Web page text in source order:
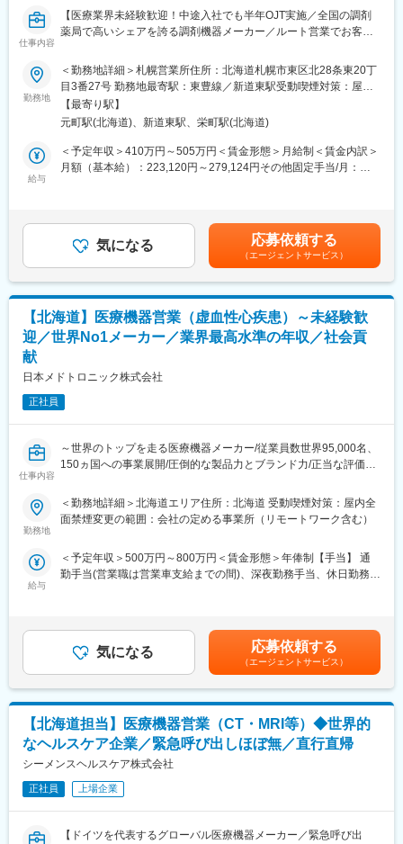
行います。製品のスペシャリストとして、「この患者にはどのよ
うに使用するか」を医師に提言しながら、販売を行うコンサルテ
ィングに近い営業スタイルです。
■担当製品について：
「SpaceOAR」という前立腺がん治療で行われる放射線治療の副
作用を軽減するための医療機器です。日本国内では90％以上のマ
ーケットシェアがあり、医師との関係構築をしていきながら、中
■働き方：
■研修・教育制度：
入社後は約3か月の研修を行っています。座学研修だけでなく、実
際に担当する製品の操作を頂くなど基礎的な知識を身につけてか
らの現場配属になります。現場配属後もオンラインでの座学やト
レーナーからのインプットなど業界知識や製品知識を学ぶ機会は
非常に豊富ですので業界未経験であってもご安心ください。
仕事内容
【医療業界未経験歓迎！中途入社でも半年OJT実施／全国の調剤
薬局で高いシェアを誇る調剤機器メーカー／ルート営業でお客様
■業務内容：
調剤薬局や医療機関に対し、分包機や調剤支援システムなどの提
案営業を担当いただきます。
分包機とは、薬を患者様ごとに自動で小分けして包装する機械の
ことで、薬剤師の業務効率化・医療ミス防止・患者様の待ち時間
短縮に役立つ製品です。
また、販売代理店との情報交換や、薬局新規オープン時の店舗レ
イアウト提案など、お客様の事業運営をサポートする役割も担い
入社後は先輩社員との同行営業からスタートします。
製品知識や業界知識、お客様対応の流れを学びながら徐々に担当
顧客を引き継いでいきます。
り、最長半年程度かけて育成を行うため、医療業界未経験の方で
■担当製品：
薬を小分けにして包む「分包機」、薬品や分量が正しいかチェッ
括管理したり、薬の飲み合わせをチェックする「調剤支援システ
ム」等の製品です。
■当社の魅力：
調剤薬局は全国で約6.3万件あり、コンビニの数（約5.7万件）を
上回ります。調剤薬局の全店舗に必ず1台以上の分包機が導入され
す。
その中で当社は医療・薬科機器やシステムの設計から製造、販
売、メンテナンスまでを行っています。今では調剤薬局関係者で
かな心づかいです。お客様の要望や困りごとに対しては丁寧に向
き合い、社内の困りごとを抱えるメンバーには部署の垣根を超え
て助け合う社風です。
変更の範囲：会社の定める業務
勤務地
＜勤務地詳細＞札幌営業所住所：北海道札幌市東区北28条東20丁
目3番27号 勤務地最寄駅：東豊線／新道東駅受動喫煙対策：屋内
全面禁煙変更の範囲：会社の定める事業所
【最寄り駅】
元町駅(北海道)、新道東駅、栄町駅(北海道)
給与
＜予定年収＞410万円～505万円＜賃金形態＞月給制＜賃金内訳＞
月額（基本給）：223,120円～279,124円その他固定手当/月：
業手当＞有＜給与補足＞※上記年収は平均賞与を含む金額です。給
与詳細は面接にて応相談。■昇給：年1回（4月）■賞与：年2回（6
月・12月）※3～4ヶ月分（過去実績3.6ヶ月分）■年収例：・410万
円（23歳／入社1年目）・450万円（30歳／入社8年目）賃金はあ
くまでも目安の金額であり、選考を通じて上下する可能性があり
ます。月給(月額)は固定手当を含めた表記です。
気になる 応募依頼する
（エージェントサービス）
【北海道】医療機器営業（虚血性心疾患）～未経験歓
迎／世界No1メーカー／業界最高水準の年収／社会貢
献
日本メドトロニック株式会社
正社員
仕事内容
～世界のトップを走る医療機器メーカー/従業員数世界95,000名、
150ヵ国への事業展開/圧倒的な製品力とブランド力/正当な評価体
いう社会貢献度～
て最前線で業界をリードしています。
当社は1949年の設立以来、医療技術の革新を続け、電池式体外型
高い仕事に携わりたい方におすすめです。
■組織体制：Coronary & Renal Denervation
主に循環器内科における心臓カテーテル関連製品を取り扱ってい
る部署です。低侵襲（身体に負担の少ない）治療ができることが
特徴です。
・主要製品URL：「心臓・血管」カテゴリ内の「バスキュラー製
https://www.medtronic.com/jp-ja/healthcare-
professionals/products.html
社員の努力と成果を正当に評価するインセンティブ制度が充実し
勤務地
＜勤務地詳細＞北海道エリア住所：北海道 受動喫煙対策：屋内全
面禁煙変更の範囲：会社の定める事業所（リモートワーク含む）
給与
＜予定年収＞500万円～800万円＜賃金形態＞年俸制【手当】 通
勤手当(営業職は営業車支給までの間)、深夜勤務手当、休日勤務手
年目の場合固定年収 500万円 インセンティブ 380万円35歳、
入社8年目の場合固定年収 600万円 インセンティブ 400万円
賃金はあくまでも目安の金額であり、選考を通じて上下する可能
性があります。月給(月額)は固定手当を含めた表記です。
気になる 応募依頼する
（エージェントサービス）
【北海道担当】医療機器営業（CT・MRI等）◆世界的
なヘルスケア企業／緊急呼び出しほぼ無／直行直帰
シーメンスヘルスケア株式会社
正社員 上場企業
【ドイツを代表するグローバル医療機器メーカー／緊急呼び出